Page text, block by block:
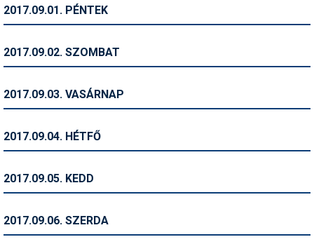
Humor
Ingatlan
Interjúk
Kerékpár
Korcsolya
Magazinok
2017.09.01. PÉNTEK
2017.09.02. SZOMBAT
2017.09.03. VASÁRNAP
2017.09.04. HÉTFŐ
2017.09.05. KEDD
2017.09.06. SZERDA